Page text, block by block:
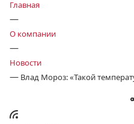
Главная
—
О компании
—
Новости
— Влад Мороз: «Такой